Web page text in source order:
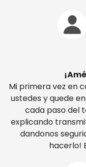
Mi primera vez en
ustedes y quede
cada paso del
explicando
dandonos
hacerlo!